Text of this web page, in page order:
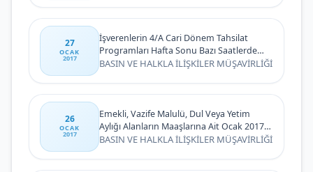
27
OCAK
2017
İşverenlerin 4/A Cari Dönem Tahsilat
Programları Hafta Sonu Bazı Saatlerde
Uygulamaya Kapatılacaktır
BASIN VE HALKLA İLİŞKİLER MÜŞAVİRLİĞİ
26
OCAK
2017
Emekli, Vazife Malulü, Dul Veya Yetim
Aylığı Alanların Maaşlarına Ait Ocak 2017
Zam Farklarının Ödenmesi
BASIN VE HALKLA İLİŞKİLER MÜŞAVİRLİĞİ